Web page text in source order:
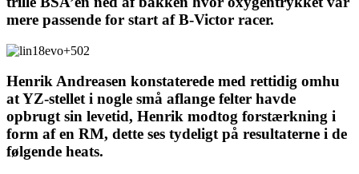
mere passende for start af B-Victor racer.
Henrik Andreasen konstaterede med rettidig omhu
at YZ-stellet i nogle små aflange felter havde
opbrugt sin levetid, Henrik modtog forstærkning i
form af en RM, dette ses tydeligt på resultaterne i de
følgende heats.